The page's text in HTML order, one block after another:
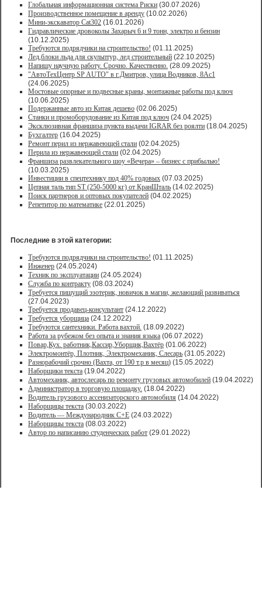
Глобальная информационная система Риски (30.07.2026)
Производственное помещение в аренду (10.02.2026)
Мини-экскаватор Cat302 (16.01.2026)
Гидравлические дровоколы Захарыч 6 и 9 тонн, электро и бензин
(10.12.2025)
Требуются подрядчики на строительство! (01.11.2025)
Лед,блоки льда для скульптур, лед строительный (22.10.2025)
Напишу научную работу. Срочно. Качественно. (28.09.2025)
"АвтоТехЦентр SP AUTO" в г.Дмитров, улица Водников, 8Ас1
(24.06.2025)
Мостовые опорные и подвесные краны, монтажные работы под ключ
(10.06.2025)
Подержанные авто из Китая дешево (02.06.2025)
Станки и промоборудование из Китая под ключ (24.04.2025)
Эксклюзивная франшиза пункта выдачи IGRAR без роялти (18.04.2025)
Бухгалтер (16.04.2025)
Ремонт перил из нержавеющей стали (02.04.2025)
Перила из нержавеющей стали (02.04.2025)
Франшиза развлекательного шоу «Вечера» – бизнес с прибылью!
(10.03.2025)
Инвестиции в спецтехнику под 40% годовых (07.03.2025)
Цепная таль тип ST (250-5000 кг) от КранШталь (14.02.2025)
Поиск партнеров и оптовых покупателей (04.02.2025)
Репетитор по математике (22.01.2025)
Последние в этой категории:
Требуются подрядчики на строительство! (01.11.2025)
Инженер (24.05.2024)
Техник по эксплуатации (24.05.2024)
Служба по контракту (08.03.2024)
Требуется пишущий эзотерик, новичок в магии, желающий развиваться
(27.04.2023)
Требуется продавец-консультант (24.12.2022)
Требуется уборщица (24.12.2022)
Требуются сантехники. Работа вахтой. (18.09.2022)
Работа за рубежом без опыта и знания языка (06.07.2022)
Повар,Кух. работник,Кассир,Уборщик,Вахтёр (01.06.2022)
Электромонтёр, Плотник, Электромеханик, Слесарь (31.05.2022)
Paзнoрабочий cрочно (Вахта, от 190 т.р в месяц) (15.05.2022)
Наборщики текста (19.04.2022)
Автомеханик, автослесарь по ремонту грузовых автомобилей (19.04.2022)
Администратор в торговую площадку. (18.04.2022)
Водитель грузового ассенизаторского автомобиля (14.04.2022)
Наборщицы текста (30.03.2022)
Водитель — Международник С+Е (24.03.2022)
Наборщицы текста (08.03.2022)
Автор по написанию студенческих работ (29.01.2022)